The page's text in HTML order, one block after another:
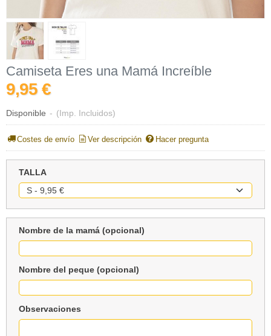
Camiseta Eres una Mamá Increíble
9,95 €
Disponible - (Imp. Incluidos)
Costes de envío Ver descripción Hacer pregunta
TALLA
Nombre de la mamá (opcional)
Nombre del peque (opcional)
Observaciones